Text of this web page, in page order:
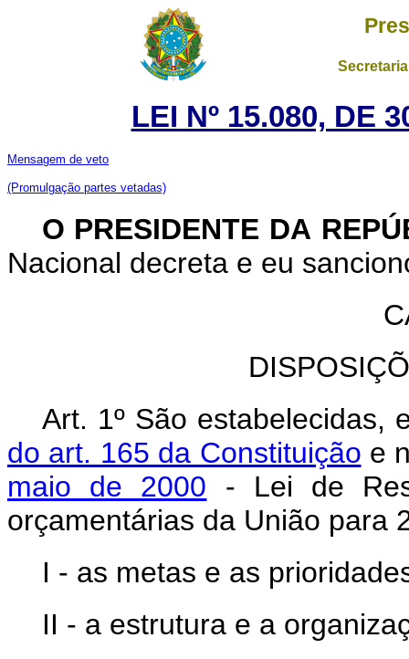
LEI Nº 15.080, DE
Mensagem de veto
(Promulgação partes vetadas)
O PRESIDENTE DA
Nacional decreta e eu
Art. 1º São
do art. 165 da Constituição e
maio de 2000 - Lei de
orçamentárias da União para
I - as metas e as
II - a estrutura e a